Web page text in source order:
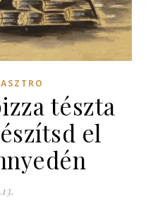
tészta
el